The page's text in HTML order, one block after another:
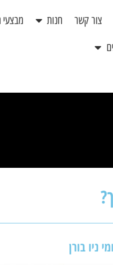
צור קשר חנות
ניו בורן